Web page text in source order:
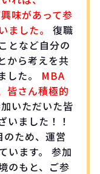
味があって参
ました。
復職
となど自分の
から考えを共
した。 MBA
皆さん積極的
いただいた皆
いました！！
ため、運営
います。 参加
のもと、ご参